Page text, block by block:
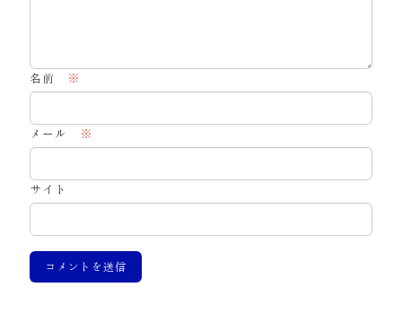
名前 ※
メール ※
サイト